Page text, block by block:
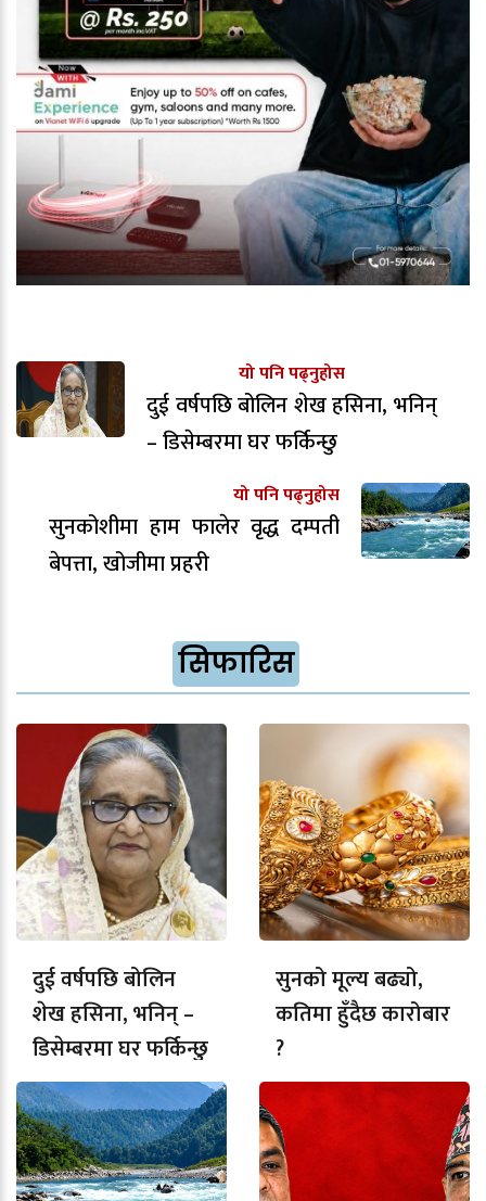
यो पनि पढ्नुहोस
दुई वर्षपछि बोलिन शेख हसिना, भनिन्
– डिसेम्बरमा घर फर्किन्छु
यो पनि पढ्नुहोस
सुनकोशीमा हाम फालेर वृद्ध दम्पती
बेपत्ता, खोजीमा प्रहरी
सिफारिस
दुई वर्षपछि बोलिन
शेख हसिना, भनिन् –
डिसेम्बरमा घर फर्किन्छु
सुनको मूल्य बढ्यो,
कतिमा हुँदैछ कारोबार
?